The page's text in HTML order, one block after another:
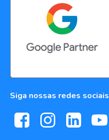
Siga nossas redes sociais